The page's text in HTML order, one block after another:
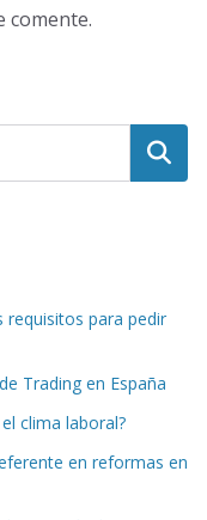
comente.
Buscar
requisitos para pedir
Trading en España
clima laboral?
en reformas en